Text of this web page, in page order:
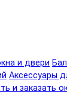
и двери
Аксессуары
и заказать